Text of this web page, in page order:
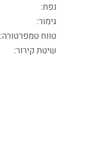
נפח:
גימור:
טווח טמפרטורה:
שיטת קירור: